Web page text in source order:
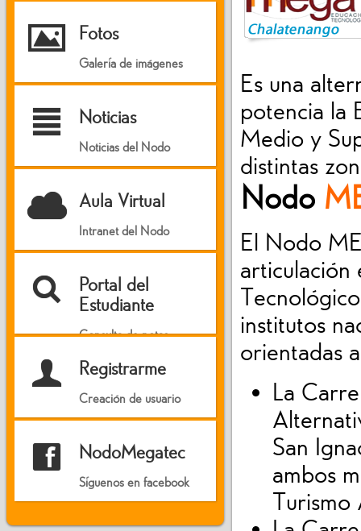
I Fotos
Galería de imágenes
² Noticias
Noticias del Nodo
C Aula Virtual
Intranet del Nodo
L
Portal del
Estudiante
Consulta de notas
U Registrarme
Creación de usuario
f NodoMegatec
Síguenos en facebook
Es una
potencia la
Medio y
distintas
Nodo
El Nodo
articulación
institutos
orientadas
La
San
ambos
Turismo